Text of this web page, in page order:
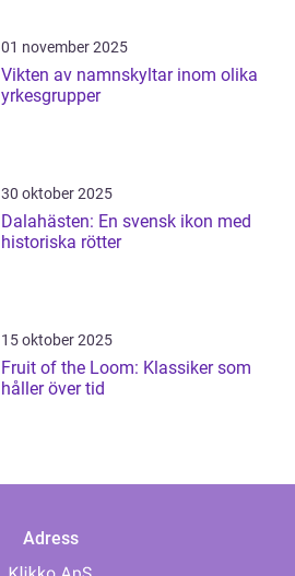
01 november 2025
Vikten av namnskyltar inom olika
yrkesgrupper
30 oktober 2025
Dalahästen: En svensk ikon med
historiska rötter
15 oktober 2025
Fruit of the Loom: Klassiker som
håller över tid
Adress